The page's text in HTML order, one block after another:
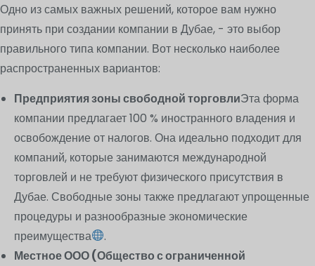
Одно из самых важных решений, которое вам нужно
принять при создании компании в Дубае, - это выбор
правильного типа компании. Вот несколько наиболее
распространенных вариантов:
Предприятия зоны свободной торговлиЭта форма
компании предлагает 100 % иностранного владения и
освобождение от налогов. Она идеально подходит для
компаний, которые занимаются международной
торговлей и не требуют физического присутствия в
Дубае. Свободные зоны также предлагают упрощенные
процедуры и разнообразные экономические
преимущества
.
Местное ООО (Общество с ограниченной